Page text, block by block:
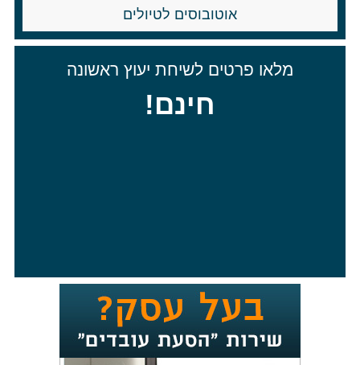
אוטובוסים לטיולים
מלאו פרטים לשיחת יעוץ ראשונה
חינם!